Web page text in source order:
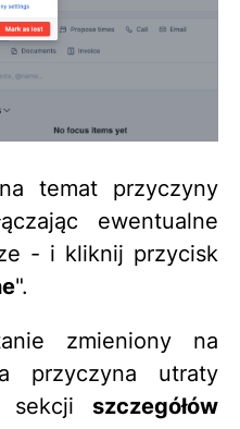
temat przyczyny
ewentualne
- i kliknij przycisk
".
zmieniony na
przyczyna utraty
sekcji szczegółów